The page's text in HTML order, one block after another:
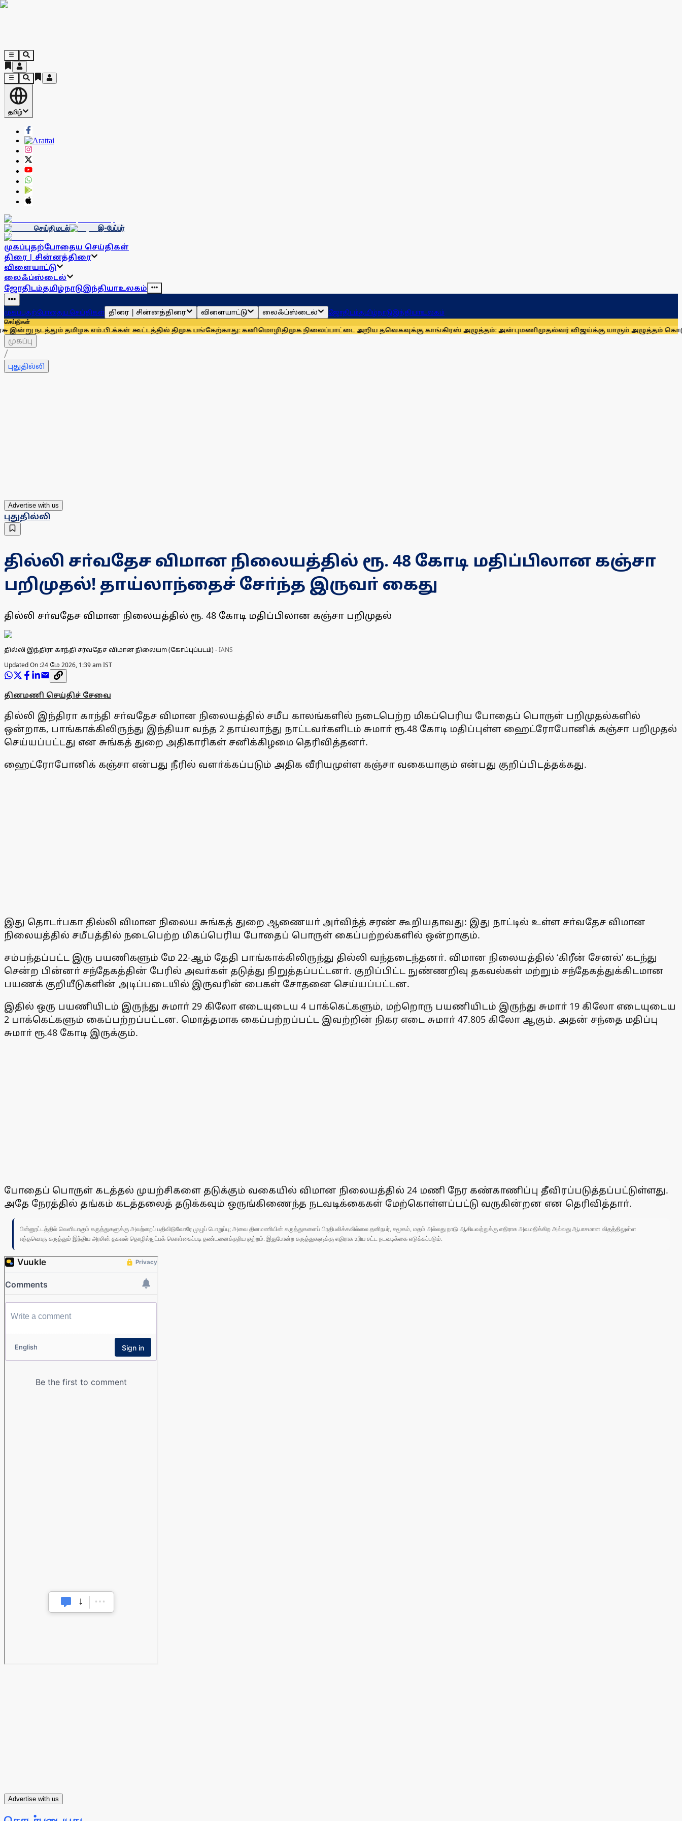
தமிழ்
செய்தி மடல் இ-பேப்பர்
முகப்புதற்போதைய செய்திகள்
திரை | சின்னத்திரை
விளையாட்டு
லைஃப்ஸ்டைல்
ஜோதிடம்தமிழ்நாடுஇந்தியாஉலகம்
முகப்புதற்போதைய செய்திகள் திரை | சின்னத்திரை விளையாட்டு லைஃப்ஸ்டைல் ஜோதிடம்தமிழ்நாடுஇந்தியாஉலகம்
செய்திகள்
தமிழக எம்.பி.க்கள் கூட்டத்தில் திமுக பங்கேற்காது: கனிமொழிதிமுக நிலைப்பாட்டை அறிய தவெகவுக்கு காங்கிரஸ் அழுத்தம்: அன்புமணிமுதல்வர் விஜய்க்கு யாரும் அழுத்தம் கொடுக்க
முகப்பு
/
புதுதில்லி
Advertise with us
புதுதில்லி
தில்லி சா்வதேச விமான நிலையத்தில் ரூ. 48 கோடி மதிப்பிலான கஞ்சா
பறிமுதல்! தாய்லாந்தைச் சோ்ந்த இருவா் கைது
தில்லி சா்வதேச விமான நிலையத்தில் ரூ. 48 கோடி மதிப்பிலான கஞ்சா பறிமுதல்
தில்லி இந்திரா காந்தி சர்வதேச விமான நிலையm (கோப்புப்படம்)-IANS
Updated On :24 மே 2026, 1:39 am IST
தினமணி செய்திச் சேவை
தில்லி இந்திரா காந்தி சா்வதேச விமான நிலையத்தில் சமீப காலங்களில் நடைபெற்ற மிகப்பெரிய போதைப் பொருள் பறிமுதல்களில்
ஒன்றாக, பாங்காக்கிலிருந்து இந்தியா வந்த 2 தாய்லாந்து நாட்டவா்களிடம் சுமாா் ரூ.48 கோடி மதிப்புள்ள ஹைட்ரோபோனிக் கஞ்சா பறிமுதல்
செய்யப்பட்டது என சுங்கத் துறை அதிகாரிகள் சனிக்கிழமை தெரிவித்தனா்.
ஹைட்ரோபோனிக் கஞ்சா என்பது நீரில் வளா்க்கப்படும் அதிக வீரியமுள்ள கஞ்சா வகையாகும் என்பது குறிப்பிடத்தக்கது.
இது தொடா்பகா தில்லி விமான நிலைய சுங்கத் துறை ஆணையா் அா்விந்த் சரண் கூறியதாவது: இது நாட்டில் உள்ள சா்வதேச விமான
நிலையத்தில் சமீபத்தில் நடைபெற்ற மிகப்பெரிய போதைப் பொருள் கைப்பற்றல்களில் ஒன்றாகும்.
சம்பந்தப்பட்ட இரு பயணிகளும் மே 22-ஆம் தேதி பாங்காக்கிலிருந்து தில்லி வந்தடைந்தனா். விமான நிலையத்தில் ‘கிரீன் சேனல்’ கடந்து
சென்ற பின்னா் சந்தேகத்தின் பேரில் அவா்கள் தடுத்து நிறுத்தப்பட்டனா். குறிப்பிட்ட நுண்ணறிவு தகவல்கள் மற்றும் சந்தேகத்துக்கிடமான
பயணக் குறியீடுகளின் அடிப்படையில் இருவரின் பைகள் சோதனை செய்யப்பட்டன.
இதில் ஒரு பயணியிடம் இருந்து சுமாா் 29 கிலோ எடையுடைய 4 பாக்கெட்களும், மற்றொரு பயணியிடம் இருந்து சுமாா் 19 கிலோ எடையுடைய
2 பாக்கெட்களும் கைப்பற்றப்பட்டன. மொத்தமாக கைப்பற்றப்பட்ட இவற்றின் நிகர எடை சுமாா் 47.805 கிலோ ஆகும். அதன் சந்தை மதிப்பு
சுமாா் ரூ.48 கோடி இருக்கும்.
போதைப் பொருள் கடத்தல் முயற்சிகளை தடுக்கும் வகையில் விமான நிலையத்தில் 24 மணி நேர கண்காணிப்பு தீவிரப்படுத்தப்பட்டுள்ளது.
அதே நேரத்தில் தங்கம் கடத்தலைத் தடுக்கவும் ஒருங்கிணைந்த நடவடிக்கைகள் மேற்கொள்ளப்பட்டு வருகின்றன என தெரிவித்தாா்.
பின்னூட்டத்தில் வெளியாகும் கருத்துகளுக்கு அவற்றைப் பதிவிடுவோரே முழுப் பொறுப்பு; அவை தினமணியின் கருத்துகளைப் பிரதிபலிக்கவில்லை.தனிநபர், சமூகம், மதம் அல்லது நாடு ஆகியவற்றுக்கு எதிராக அவமதிக்கிற அல்லது ஆபாசமான விதத்திலுள்ள
எந்தவொரு கருத்தும் இந்திய அரசின் தகவல் தொழில்நுட்பக் கொள்கைப்படி தண்டனைக்குரிய குற்றம். இதுபோன்ற கருத்துகளுக்கு எதிராக உரிய சட்ட நடவடிக்கை எடுக்கப்படும்.
Advertise with us